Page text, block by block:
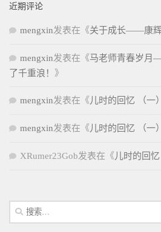
近期评论
mengxin发表在《关于成长——康
mengxin发表在《马老师青春岁月
了千重浪！ 》
mengxin发表在《 儿时的回忆 （一）
mengxin发表在《 儿时的回忆 （一）
XRumer23Gob发表在《 儿时的回忆
搜
索：